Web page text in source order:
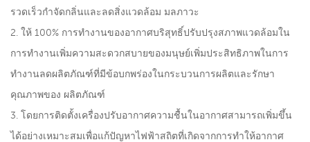
รวดเร็วกำจัดกลิ่นและลดสิ่งแวดล้อม มลภาวะ
2. ให้ 100% การทำงานของอากาศบริสุทธิ์ปรับปรุงสภาพแวดล้อมใน
การทำงานเพิ่มความสะดวกสบายของมนุษย์เพิ่มประสิทธิภาพในการ
ทำงานลดผลิตภัณฑ์ที่มีข้อบกพร่องในกระบวนการผลิตและรักษา
คุณภาพของ ผลิตภัณฑ์
3. โดยการติดตั้งเครื่องปรับอากาศความชื้นในอากาศสามารถเพิ่มขึ้น
ได้อย่างเหมาะสมเพื่อแก้ปัญหาไฟฟ้าสถิตที่เกิดจากการทำให้อากาศ